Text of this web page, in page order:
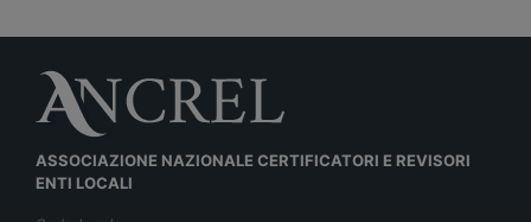
ASSOCIAZIONE NAZIONALE CERTIFICATORI E REVISORI
ENTI LOCALI